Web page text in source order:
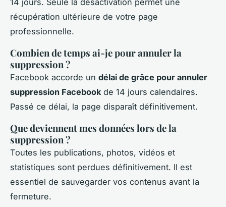
récupération ultérieure de votre page
professionnelle.
Combien de temps ai-je pour annuler la
suppression ?
Facebook accorde un délai de grâce pour annuler
suppression Facebook de 14 jours calendaires.
Passé ce délai, la page disparaît définitivement.
Que deviennent mes données lors de la
suppression ?
Toutes les publications, photos, vidéos et
statistiques sont perdues définitivement. Il est
essentiel de sauvegarder vos contenus avant la
fermeture.